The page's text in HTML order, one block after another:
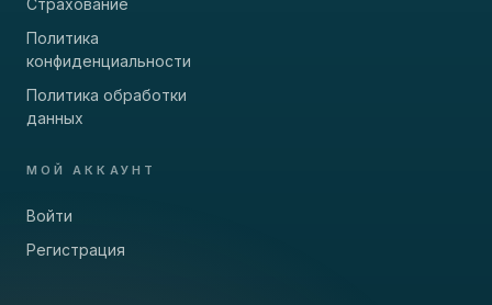
Политика
конфиденциальности
Политика обработки
данных
МОЙ АККАУНТ
Войти
Регистрация